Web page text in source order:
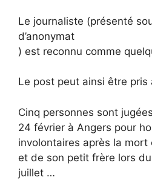
Le journaliste (présenté
d’anonymat
) est reconnu comme
Le post peut ainsi être pris
Cinq personnes sont
24 février à Angers pour
involontaires après la mort
et de son petit frère lors
juillet …